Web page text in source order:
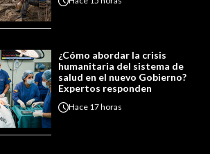
¿Cómo abordar la crisis
humanitaria del sistema de
salud en el nuevo Gobierno?
Expertos responden
Hace 17 horas